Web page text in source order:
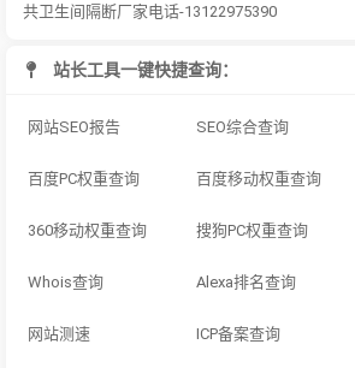
共卫生间隔断厂家电话-13122975390
站长工具一键快捷查询：
网站SEO报告 SEO综合查询
百度PC权重查询 百度移动权重查询
360移动权重查询 搜狗PC权重查询
Whois查询 Alexa排名查询
网站测速 ICP备案查询